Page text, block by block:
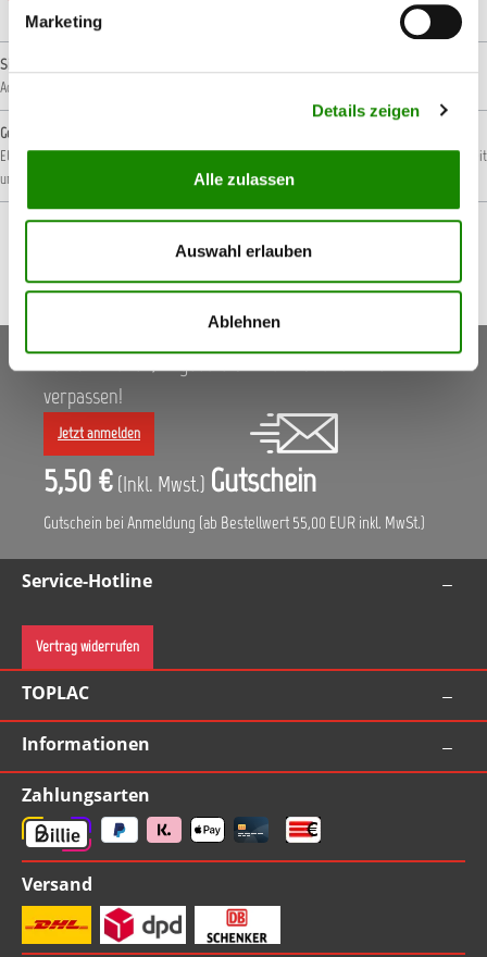
Marketing
Details zeigen
Alle zulassen
Auswahl erlauben
Ablehnen
Signalwort
Achtung!
Gefahrenhinweise
EUH066: Wiederholter Kontakt kann zu spröder oder rissiger Haut führen.H226: Flüssigkeit
und Dampf entzündbar.
Keine Aktionen, Angebote & Informationen mehr
verpassen!
Jetzt anmelden
5,50 € (Inkl. Mwst.) Gutschein
Gutschein bei Anmeldung (ab Bestellwert 55,00 EUR inkl. MwSt.)
Service-Hotline
Vertrag widerrufen
TOPLAC
Informationen
Zahlungsarten
Versand